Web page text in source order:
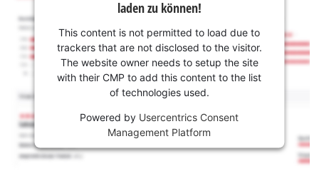
laden zu können!
This content is not permitted to load due to
trackers that are not disclosed to the visitor.
The website owner needs to setup the site
with their CMP to add this content to the list
of technologies used.
Powered by Usercentrics Consent
Management Platform